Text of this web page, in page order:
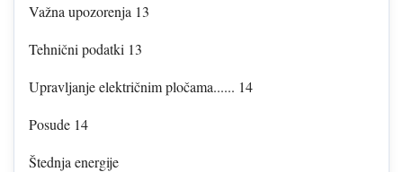
Važna upozorenja 13
Tehnični podatki 13
Upravljanje električnim pločama...... 14
Posude 14
Štednja energije